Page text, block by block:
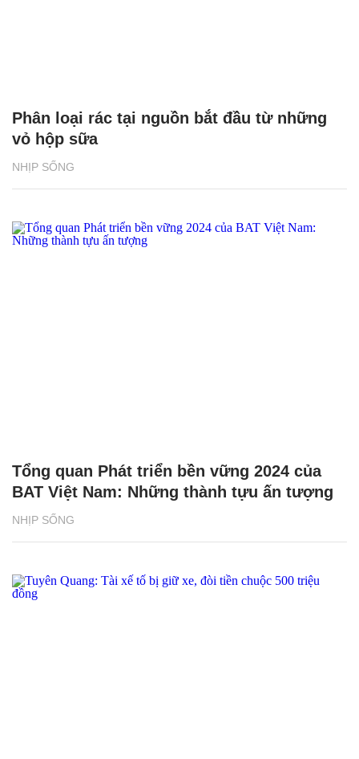
NHỊP SỐNG
Phân loại rác tại nguồn bắt đầu từ những
vỏ hộp sữa
NHỊP SỐNG
Tổng quan Phát triển bền vững 2024 của
BAT Việt Nam: Những thành tựu ấn tượng